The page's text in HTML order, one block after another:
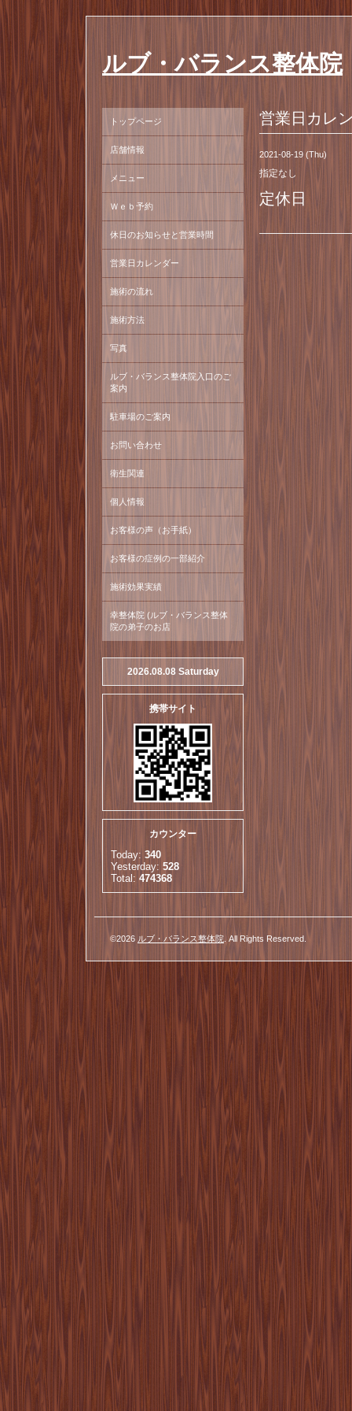
ルブ・バランス整体院
営業日カレ
2021-08-19 (Thu)
指定なし
定休日
トップページ
店舗情報
メニュー
Ｗｅｂ予約
休日のお知らせと営業時間
営業日カレンダー
施術の流れ
施術方法
写真
ルブ・バランス整体院入口のご
案内
駐車場のご案内
お問い合わせ
衛生関連
個人情報
お客様の声（お手紙）
お客様の症例の一部紹介
施術効果実績
幸整体院 (ルブ・バランス整体
院の弟子のお店
2026.08.08 Saturday
携帯サイト
カウンター
Today: 340
Yesterday: 528
Total: 474368
©2026 ルブ・バランス整体院 . All Rights Reserved.